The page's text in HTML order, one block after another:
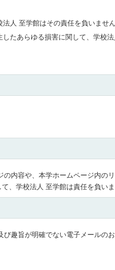
人 至学館はその責任を負いません
たあらゆる損害に関して、学校
内容や、本学ホームページ内の
、学校法人 至学館は責任を負いま
趣旨が明確でない電子メールの